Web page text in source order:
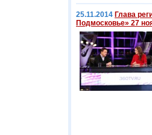
25.11.2014 Глава
Подмосковье» 27